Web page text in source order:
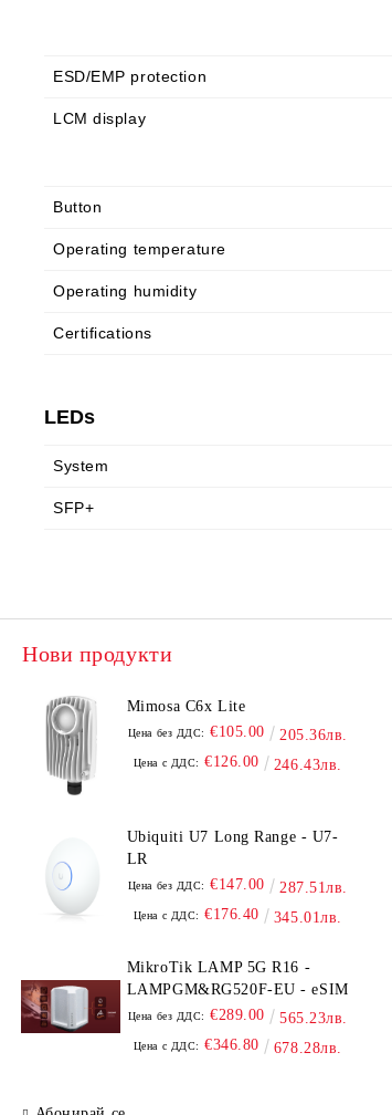
ESD/EMP protection
LCM display
Button
Operating temperature
Operating humidity
Certifications
LEDs
System
SFP+
Нови продукти
Mimosa C6x Lite
Цена без ДДС: €105.00 205.36лв.
Цена с ДДС: €126.00 246.43лв.
Ubiquiti U7 Long Range - U7-
LR
Цена без ДДС: €147.00 287.51лв.
Цена с ДДС: €176.40 345.01лв.
MikroTik LAMP 5G R16 -
LAMPGM&RG520F-EU - eSIM
Цена без ДДС: €289.00 565.23лв.
Цена с ДДС: €346.80 678.28лв.